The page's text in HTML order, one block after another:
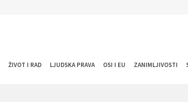
ŽIVOT I RAD LJUDSKA PRAVA OSI I EU ZANIMLJIVOSTI